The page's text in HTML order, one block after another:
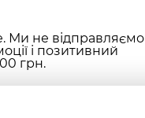
Ми не відправляємо
і позитивний
грн.